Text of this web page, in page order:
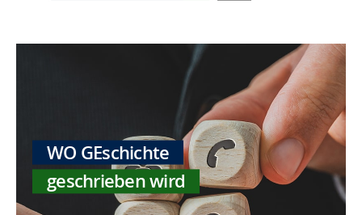
WO GEschichte
geschrieben wird